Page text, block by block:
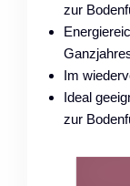
zur
Im
Ideal
zur